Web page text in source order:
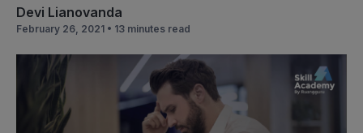
Devi Lianovanda
February 26, 2021 • 13 minutes read